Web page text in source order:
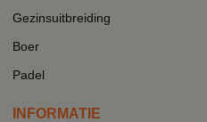
Gezinsuitbreiding
Boer
Padel
INFORMATIE